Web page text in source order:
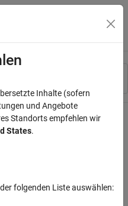
Canvas-
Inhalte (sofern
und Angebote
Standorts empfehlen wir
States.
folgenden Liste auswählen: